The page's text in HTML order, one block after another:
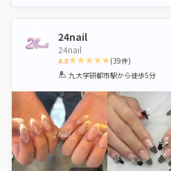
24nail
24nail
4.8
1 2 3 4 5
(39件)
九大学研都市駅から徒歩5分